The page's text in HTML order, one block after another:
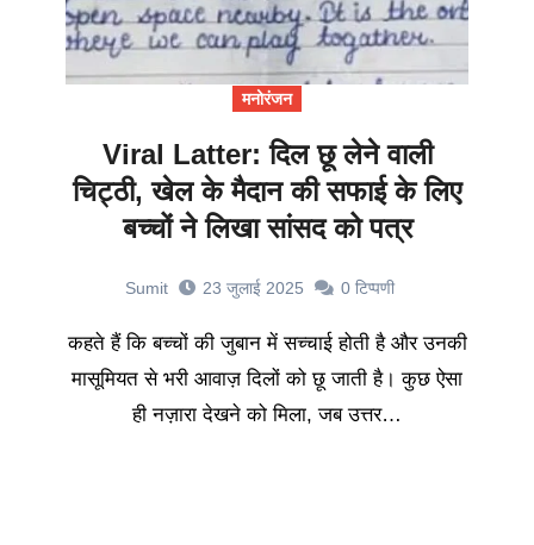
मनोरंजन
Viral Latter: दिल छू लेने वाली
चिट्ठी, खेल के मैदान की सफाई के लिए
बच्चों ने लिखा सांसद को पत्र
Sumit 23 जुलाई 2025 0 टिप्पणी
कहते हैं कि बच्चों की जुबान में सच्चाई होती है और उनकी
मासूमियत से भरी आवाज़ दिलों को छू जाती है। कुछ ऐसा
ही नज़ारा देखने को मिला, जब उत्तर…